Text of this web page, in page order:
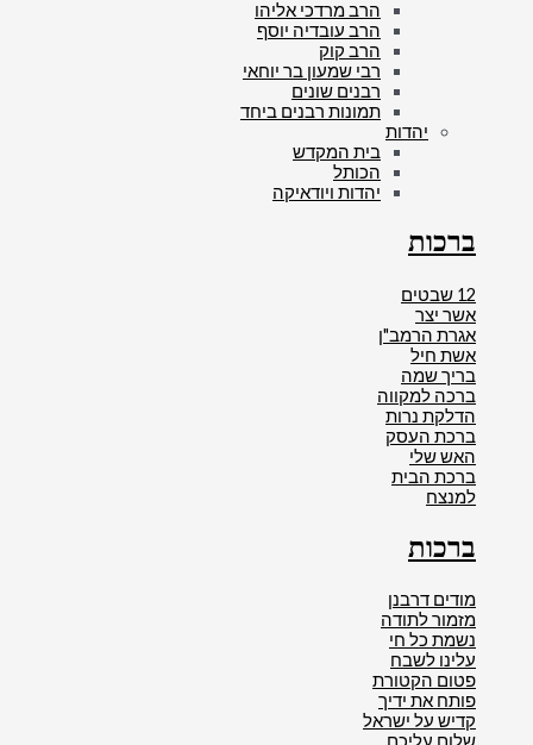
הרב מרדכי אליהו
הרב עובדיה יוסף
הרב קוק
רבי שמעון בר יוחאי
רבנים שונים
תמונות רבנים ביחד
יהדות
בית המקדש
הכותל
יהדות ויודאיקה
ברכות
12 שבטים
אשר יצר
אגרת הרמב"ן
אשת חיל
בריך שמה
ברכה למקווה
הדלקת נרות
ברכת העסק
האש שלי
ברכת הבית
למנצח
ברכות
מודים דרבנן
מזמור לתודה
נשמת כל חי
עלינו לשבח
פטום הקטורת
פותח את ידיך
קדיש על ישראל